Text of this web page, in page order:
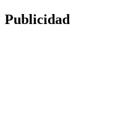
Publicidad